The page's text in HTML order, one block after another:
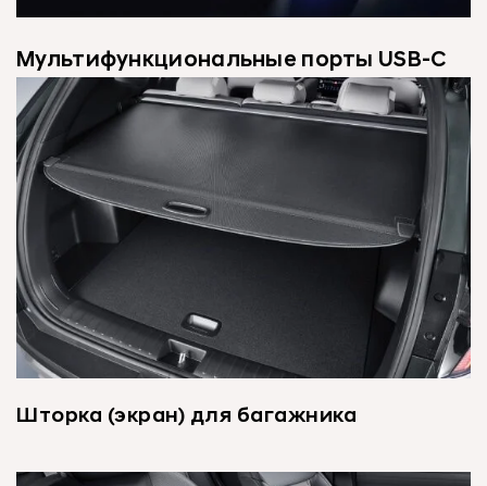
Мультифункциональные порты USB-C
Шторка (экран) для багажника